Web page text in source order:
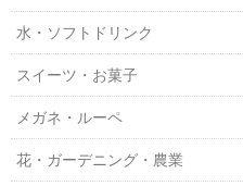
水・ソフトドリンク
スイーツ・お菓子
メガネ・ルーペ
花・ガーデニング・農業